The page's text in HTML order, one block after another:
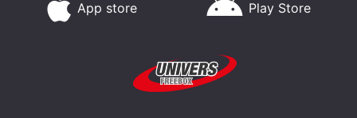
App store Play Store